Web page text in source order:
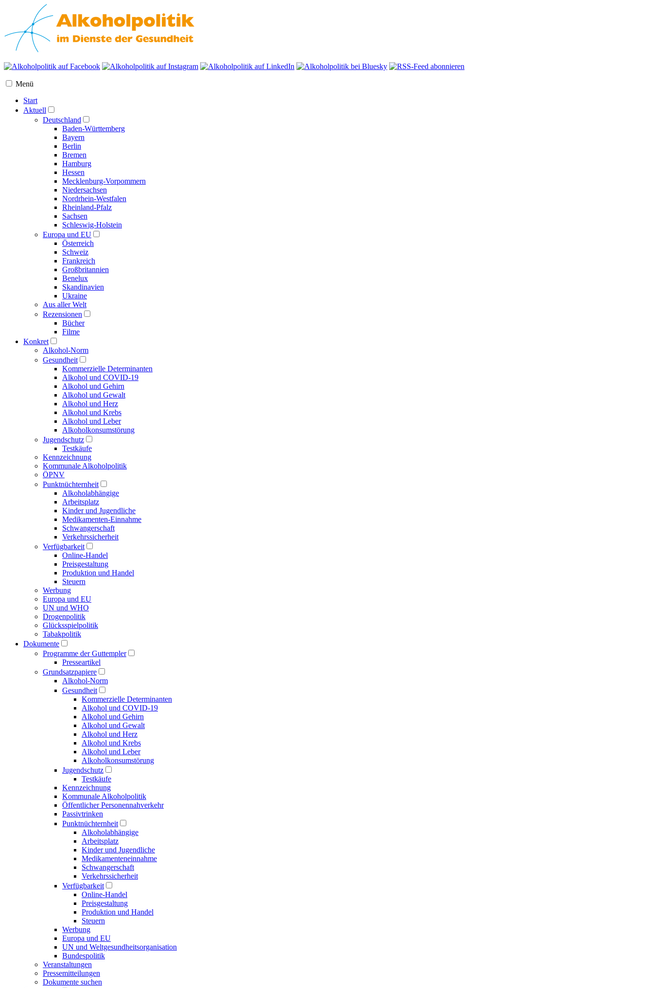
Menü
Start
Aktuell
Deutschland
Baden-Württemberg
Bayern
Berlin
Bremen
Hamburg
Hessen
Mecklenburg-Vorpommern
Niedersachsen
Nordrhein-Westfalen
Rheinland-Pfalz
Sachsen
Schleswig-Holstein
Europa und EU
Österreich
Schweiz
Frankreich
Großbritannien
Benelux
Skandinavien
Ukraine
Aus aller Welt
Rezensionen
Bücher
Filme
Konkret
Alkohol-Norm
Gesundheit
Kommerzielle Determinanten
Alkohol und COVID-19
Alkohol und Gehirn
Alkohol und Gewalt
Alkohol und Herz
Alkohol und Krebs
Alkohol und Leber
Alkoholkonsumstörung
Jugendschutz
Testkäufe
Kennzeichnung
Kommunale Alkoholpolitik
ÖPNV
Punktnüchternheit
Alkoholabhängige
Arbeitsplatz
Kinder und Jugendliche
Medikamenten-Einnahme
Schwangerschaft
Verkehrssicherheit
Verfügbarkeit
Online-Handel
Preisgestaltung
Produktion und Handel
Steuern
Werbung
Europa und EU
UN und WHO
Drogenpolitik
Glücksspielpolitik
Tabakpolitik
Dokumente
Programme der Guttempler
Presse­artikel
Grundsatzpapiere
Alkohol-Norm
Gesundheit
Kommerzielle Determinanten
Alkohol und COVID-19
Alkohol und Gehirn
Alkohol und Gewalt
Alkohol und Herz
Alkohol und Krebs
Alkohol und Leber
Alkoholkonsumstörung
Jugendschutz
Testkäufe
Kennzeichnung
Kommunale Alkoholpolitik
Öffentlicher Personen­nahverkehr
Passivtrinken
Punkt­nüchternheit
Alkohol­abhängige
Arbeitsplatz
Kinder und Jugendliche
Medikamenten­einnahme
Schwangerschaft
Verkehrs­sicherheit
Verfügbarkeit
Online-Handel
Preisgestaltung
Produktion und Handel
Steuern
Werbung
Europa und EU
UN und Welt­gesundheits­organisation
Bundespolitik
Veranstaltungen
Presse­mitteilungen
Dokumente suchen